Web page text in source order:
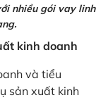
nhiều gói vay linh
kinh doanh
và tiểu
sản xuất kinh